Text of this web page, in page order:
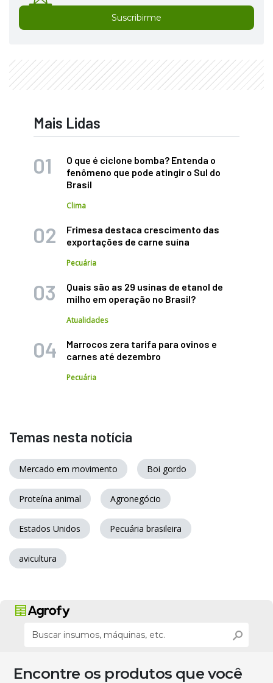
Suscribirme
Mais Lidas
O que é ciclone bomba? Entenda o
fenômeno que pode atingir o Sul do
Brasil
Clima
Frimesa destaca crescimento das
exportações de carne suína
Pecuária
Quais são as 29 usinas de etanol de
milho em operação no Brasil?
Atualidades
Marrocos zera tarifa para ovinos e
carnes até dezembro
Pecuária
Temas nesta notícia
Mercado em movimento Boi gordo
Proteína animal Agronegócio
Estados Unidos Pecuária brasileira
avicultura
Encontre os produtos que você